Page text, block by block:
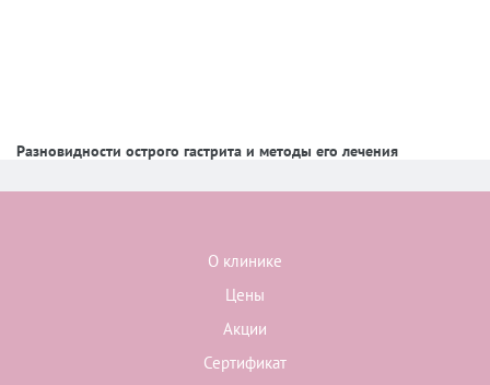
Разновидности острого гастрита и методы его лечения
О клинике
Цены
Акции
Сертификат